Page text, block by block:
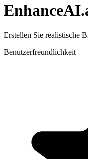
Erstellen Sie realistische
Benutzerfreundlichkeit